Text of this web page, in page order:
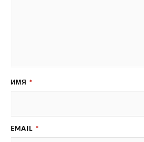
ИМЯ *
EMAIL *